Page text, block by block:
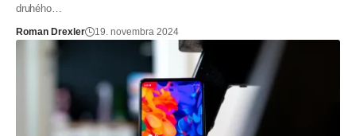
druhého…
Roman Drexler 19. novembra 2024